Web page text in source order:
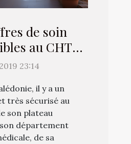
de soin
au CHT
de la
23:14
il y a un
très sécurisé au
son plateau
département
de sa